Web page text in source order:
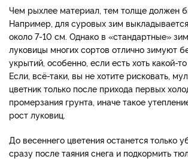
Чем рыхлее материал, тем толще должен
Например, для суровых зим
около 7-10 см. Однако в «стандартные»
луковицы многих сортов отлично зимуют
укрытий, особенно, если есть хоть какой-
Если, всё-таки, вы не хотите рисковать,
цветник только после прихода первых
промерзания грунта, иначе такое
рост луковиц.
До весеннего цветения останется только
сразу после таяния снега и подкормить